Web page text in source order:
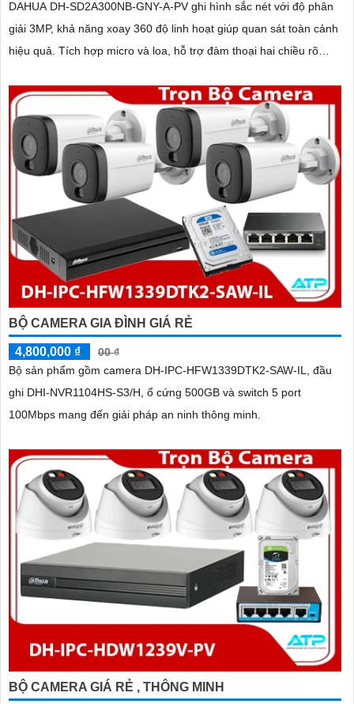
DAHUA DH-SD2A300NB-GNY-A-PV ghi hình sắc nét với độ phân
giải 3MP, khả năng xoay 360 độ linh hoạt giúp quan sát toàn cảnh
hiệu quả. Tích hợp micro và loa, hỗ trợ đàm thoại hai chiều rõ
BỘ CAMERA GIA ĐÌNH GIÁ RẺ
4,800,000 ₫
00 ₫
Bộ sản phẩm gồm camera DH-IPC-HFW1339DTK2-SAW-IL, đầu
ghi DHI-NVR1104HS-S3/H, ổ cứng 500GB và switch 5 port
100Mbps mang đến giải pháp an ninh thông minh.
BỘ CAMERA GIÁ RẺ , THÔNG MINH